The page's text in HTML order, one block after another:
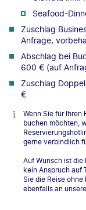
Seafood-
Zuschlag
Anfrage,
Abschlag bei
600 € (auf
Zuschlag
€
Wenn Sie für
buchen möchten,
gerne verbindlich
Auf Wunsch ist die
kein Anspruch auf
Sie die Reise
ebenfalls an